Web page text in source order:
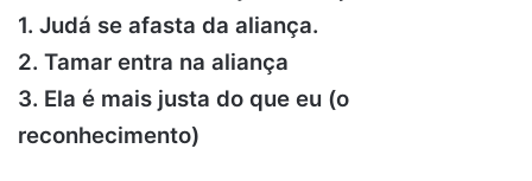
1. Judá se afasta da aliança.
2. Tamar entra na aliança
3. Ela é mais justa do que eu (o
reconhecimento)